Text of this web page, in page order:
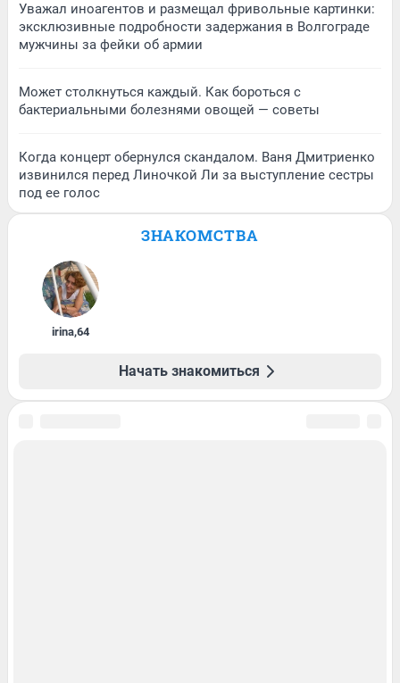
Уважал иноагентов и размещал фривольные картинки:
эксклюзивные подробности задержания в Волгограде
мужчины за фейки об армии
Может столкнуться каждый. Как бороться с
бактериальными болезнями овощей — советы
Когда концерт обернулся скандалом. Ваня Дмитриенко
извинился перед Линочкой Ли за выступление сестры
под ее голос
ЗНАКОМСТВА
irina,64
Начать знакомиться